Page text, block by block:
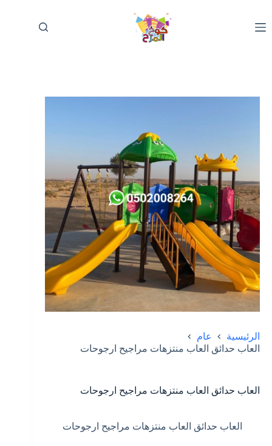
المحتوى
الرئيسية
عام
العاب حدائق العاب منتزهات مراجيح ارجوحات
العاب حدائق العاب منتزهات مراجيح ارجوحات
العاب حدائق العاب منتزهات مراجيح ارجوحات